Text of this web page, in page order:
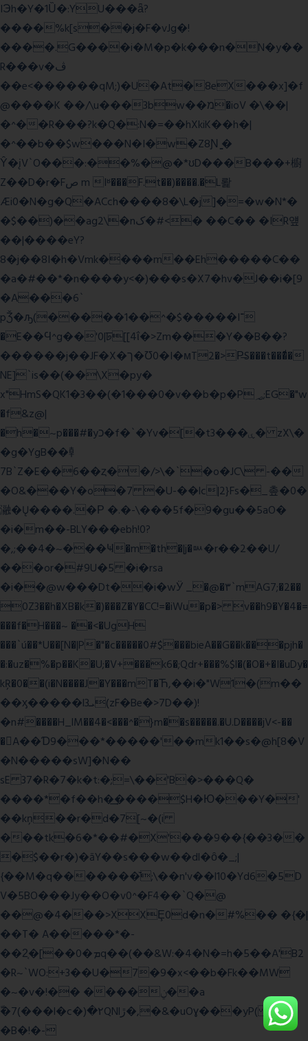
IЭh�Y�1Ȕ�:YU���ǟ?
����%k[s��j�F�vJg�!
����.G����i�M�p�k���n�N�y��
R���v�ڤ
��e<������qM;)�U�At�8eX���x]�f
@����K ��/\u���3bw��מ�ioV �\��|
�^��R���?k�Q�:N�=��hXkiK��h�|
�^��b��$w���N�I�w�Z8Ɲ ͚�
Ŷ�įV`O���:��%�@�*ʊD���B���+櫥
Z��D�r�Fص m Iʶ���F.t��)����.�L뢅
Æi0�N�g�Q�ACch����8�\L�j]�=�w�N*�
�$��)��ag2\�nک�#<� ��C�� �IR얲
��|����eY?
8�j��8I�h�Vmk����m��Eh�����C��
�a�#��*�n����y<�)���s�X7�hv�J��i�[9
�A���6`
pǮ�ԡ(�����1��^�$�����I־
�E��Ϥ^g��'0|ꠓ[[4ΐ�>Zm���Y��B��?
������j��JF�X�ך�Ʊ0�I�мT2�>P̶S���t���ͩ�
NE]`is��(��\X�py�
x"HmS�QK1�3��(�1���0�v��b�p�P؃;EG�"w
�f&z@|
�h�~p���#�yכ�f�`�Yv�[�t3���ۑ� zX\�
�g�YgB��龺
7B`Z�E��6��ȥ��/>\�`�o�JC\ -��
�O&���Y�o�7 �U-��lc|2}Fs�_촢�0�
瀜�Ų����.�Ρ �.�-\���5f�9�gu��5aO�
�i�m��-BLY���ebh!0?
�,;��4�~���Ҹ�m�th�|j�ᇞ�r��2��U/
���or�#9U�5 �i�rsa
�i��@w���Dt��i�wӰ _�@�٣`mAG7;�2��
0Z3��h�XB�k�)���Z�Y�CC!=�iWu�p�> v��h9�Y�4�=
���f�H���~ ��<�UgH
���`ú��*U��[N�|P�"�c�����0#$���bieA��G��k���pjh�
�:�uz�%�p��K�U;�V+���k6�;Qdr+���%$l�(�O�+�I�uDy�
kŖ�0��(i�N����J�Y���mT�Ћ,��i�"W1�(m��
��ӽ�����l3ܝ(zF�Be�>7D��)!
�n#����H_lM��4�<���^�}m��s�����.�U.D����jV<-��
�A��Ɗ9���*�����'��mk1��s�@h[8�V
�N�����sW]�N��
sE 37�R�7�k�t:�;=\��'B�>���Q�
����*�f��h�͢����$H�Ю���Y�'
��kņ��r�d�7[~�(i
���tk�6�*��#�X'���9��{��3��
�$��r�)�āY��s���w��dl�ȏ�_;|
{��M�q�������̆;\��n'v��l10�Yd6�5D
V�5BO���Jy��O�v0^�F4��`Q�@
��@�4���>XXȨ0d�n�#%�� �{�|
��T� A�����*�-
��2͔�[��0�ܡq��(��&W:�4�N�=h�5��A'B2
�R~`WO:+3��U�7�9�x<��b�Fk��MW
�~�v�!�� ����ݧ��a
ّ�7(���l�c�)�۲QNlڙ�,�&�uOɣ���yP( z�D|
�B�!�-